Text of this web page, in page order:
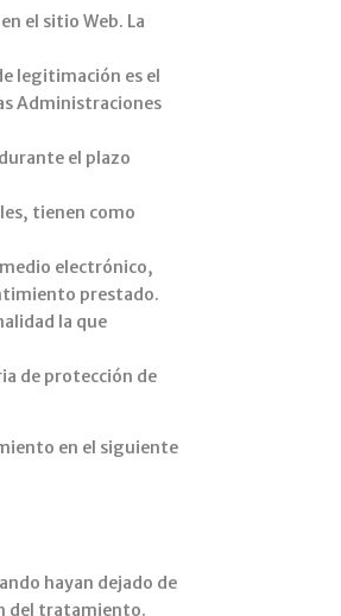
el sitio Web. La
legitimación es el
Administraciones
el plazo
tienen como
electrónico,
prestado.
la que
de protección de
en el siguiente
hayan dejado de
del tratamiento.